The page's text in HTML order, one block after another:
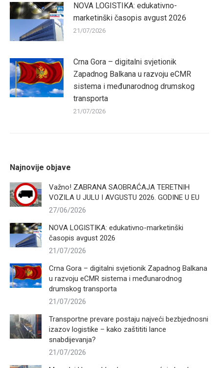
NOVA LOGISTIKA: edukativno-
marketinški časopis avgust 2026
21/07/2026
Crna Gora – digitalni svjetionik
Zapadnog Balkana u razvoju eCMR
sistema i međunarodnog drumskog
transporta
21/07/2026
Najnovije objave
Važno! ZABRANA SAOBRAĆAJA TERETNIH
VOZILA U JULU I AVGUSTU 2026. GODINE U EU
27/06/2026
NOVA LOGISTIKA: edukativno-marketinški
časopis avgust 2026
21/07/2026
Crna Gora – digitalni svjetionik Zapadnog Balkana
u razvoju eCMR sistema i međunarodnog
drumskog transporta
21/07/2026
Transportne prevare postaju najveći bezbjednosni
izazov logistike – kako zaštititi lance
snabdijevanja?
21/07/2026